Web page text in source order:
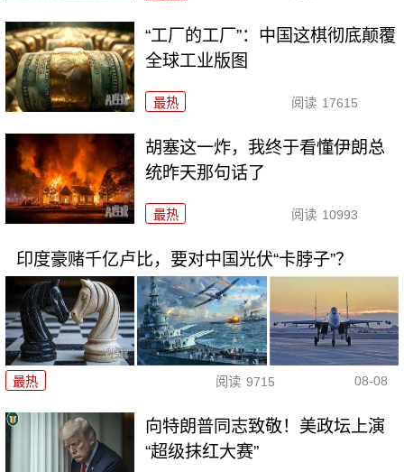
“工厂的工厂”：中国这棋彻底颠覆
全球工业版图
最热 阅读 17615
胡塞这一炸，我终于看懂伊朗总
统昨天那句话了
最热 阅读 10993
印度豪赌千亿卢比，要对中国光伏“卡脖子”？
最热 阅读 9715 08-08
向特朗普同志致敬！美政坛上演
“超级抹红大赛”